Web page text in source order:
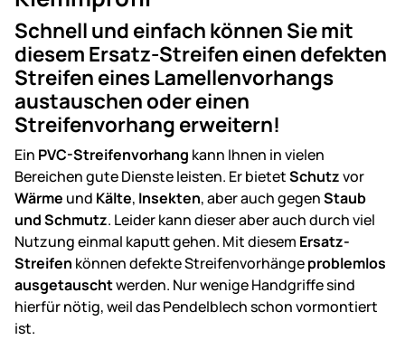
Schnell und einfach können Sie mit
diesem Ersatz-Streifen einen defekten
Streifen eines Lamellenvorhangs
austauschen oder einen
Streifenvorhang erweitern!
Ein PVC-Streifenvorhang kann Ihnen in vielen
Bereichen gute Dienste leisten. Er bietetSchutzvor
Wärme und Kälte, Insekten, aber auch gegenStaub
und Schmutz. Leider kann dieser aber auch durch viel
Nutzung einmal kaputt gehen. Mit diesem Ersatz-
Streifen können defekte Streifenvorhängeproblemlos
ausgetauschtwerden. Nur wenige Handgriffe sind
hierfür nötig, weil das Pendelblech schon vormontiert
ist.